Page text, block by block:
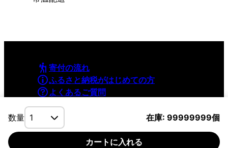
数量 在庫: 99999999個
カートに入れる
寄付の流れ
ふるさと納税がはじめての方
よくあるご質問
利用規約
プライバシーポリシー